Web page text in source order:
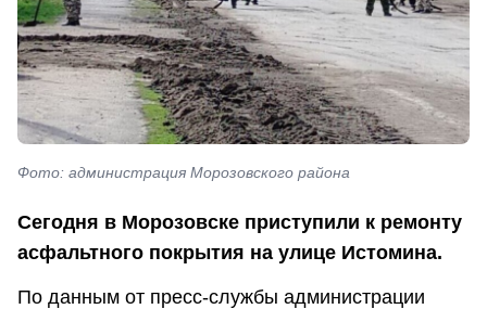
Фото: администрация Морозовского района
Сегодня в Морозовске приступили к ремонту
асфальтного покрытия на улице Истомина.
По данным от пресс-службы администрации